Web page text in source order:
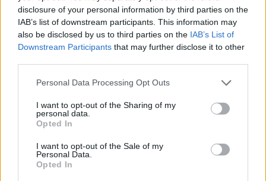
disclosure of your personal information by third parties on the
IAB’s list of downstream participants. This information may
also be disclosed by us to third parties on the IAB’s List of
Downstream Participants that may further disclose it to other
Personal Data Processing Opt Outs
I want to opt-out of the Sharing of my
personal data.
Opted In
I want to opt-out of the Sale of my
Personal Data.
Opted In
bus. Jis rodo pastangas ir gynyboje, nors gal
ir nėra ten geriausias žaidėjas. Toks ankstyvas
sugrįžimas atskleidžia daug jo charakterio –
jis kovotojas, nori toliau eiti su komandos
ambicijomis toliau ir nenori praleisti
rungtynių. Labai svarbu, kad gerai įėjo į
rungtynes ir manau, kad po jų jis jaučiasi kur
kas geriau nei prieš jas“, – teigė treneris.